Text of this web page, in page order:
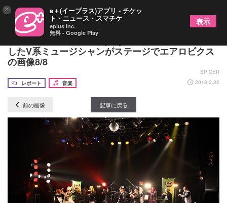
YURAサマ×「＠works project」 イベントに出演
したV系ミュージシャンがステージでエアロビクス
の画像8/8
SPICER
レポート
音楽 2018.2.22
前の画像 記事に戻る
× e＋(イープラス)アプリ - チケッ
ト・ニュース・スマチケ
eplus inc.
無料 - Google Play
表示